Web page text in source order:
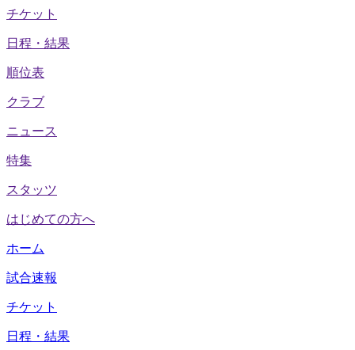
チケット
日程・結果
順位表
クラブ
ニュース
特集
スタッツ
はじめての方へ
ホーム
試合速報
チケット
日程・結果